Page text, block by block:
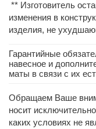
** Изготовитель
изменения в
изделия, не
Гарантийные
навесное и
маты в связи с их
Обращаем Ваше
носит
каких условиях не